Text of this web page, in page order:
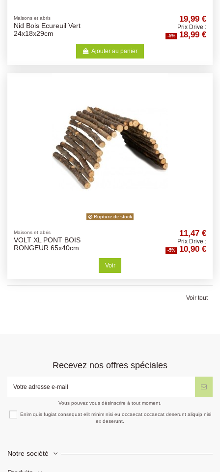
Maisons et abris
Nid Bois Ecureuil Vert
24x18x29cm
19,99 €
Prix Drive :
-5% 18,99 €
Ajouter au panier
Rupture de stock
Maisons et abris
VOLT XL PONT BOIS
RONGEUR 65x40cm
11,47 €
Prix Drive :
-5% 10,90 €
Voir
Voir tout
Recevez nos offres spéciales
Vous pouvez vous désinscrire à tout moment.
Enim quis fugiat consequat elit minim nisi eu occaecat occaecat deserunt aliquip nisi
ex deserunt.
Notre société